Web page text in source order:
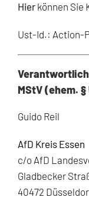
Hier können Sie
Ust-Id.: Action-
MStV (ehem.
Guido Reil
AfD Kreis Essen
c/o AfD
Gladbecker
40472